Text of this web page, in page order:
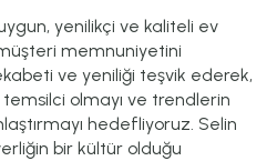
yenilikçi ve kaliteli ev
memnuniyetini
ve yeniliği teşvik ederek,
olmayı ve trendlerin
hedefliyoruz. Selin
bir kültür olduğu